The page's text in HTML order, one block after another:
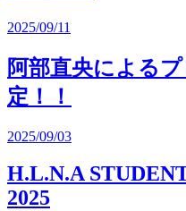
2025/09/11
阿部直央による
定！！
2025/09/03
H.L.N.A
2025